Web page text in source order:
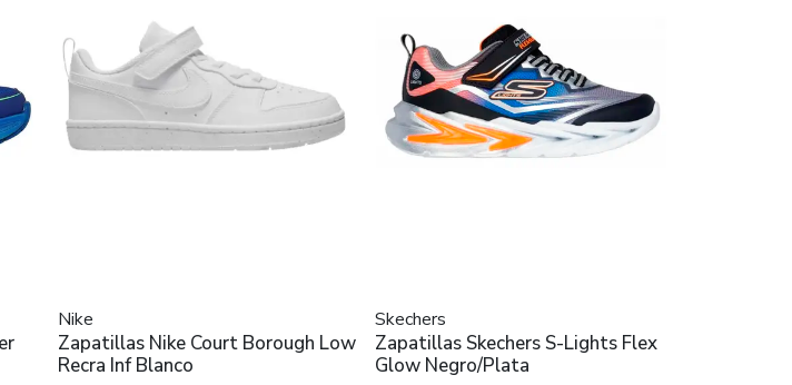
Nike
Zapatillas Nike Court Borough Low
Recra Inf Blanco
Skechers
Zapatillas Skechers S-Lights Flex
Glow Negro/Plata